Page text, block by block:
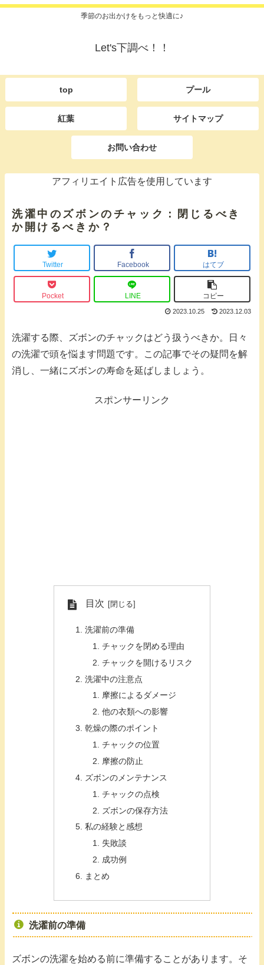
季節のお出かけをもっと快適に♪
Let's下調べ！！
top プール
紅葉 サイトマップ
お問い合わせ
アフィリエイト広告を使用しています
洗濯中のズボンのチャック：閉じるべき
か開けるべきか？
Twitter Facebook はてブ
Pocket LINE コピー
2023.12.03
2023.10.25
洗濯する際、ズボンのチャックはどう扱うべきか。日々
の洗濯で頭を悩ます問題です。この記事でその疑問を解
消し、一緒にズボンの寿命を延ばしましょう。
スポンサーリンク
目次
洗濯前の準備
チャックを閉める理由
チャックを開けるリスク
洗濯中の注意点
摩擦によるダメージ
他の衣類への影響
乾燥の際のポイント
チャックの位置
摩擦の防止
ズボンのメンテナンス
チャックの点検
ズボンの保存方法
私の経験と感想
失敗談
成功例
まとめ
洗濯前の準備
ズボンの洗濯を始める前に準備することがあります。そ